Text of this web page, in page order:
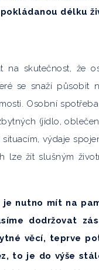
délku
na skutečnost, že
se snaží působit
Osobní
(jídlo,
výdaje
lze žít slušným
nutno mít na
dodržovat
věcí, teprve
to je do výše